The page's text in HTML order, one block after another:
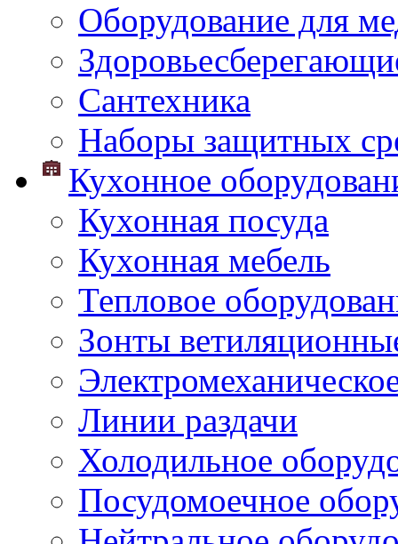
Оборудование для
Сантехника
Наборы защитных
Кухонное
Кухонная посуда
Кухонная мебель
Тепловое
Зонты
Линии раздачи
Холодильное
Посудомоечное